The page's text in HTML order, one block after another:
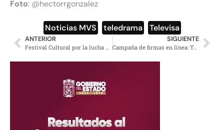
Foto: @hectorrgonzalez
Noticias MVS teledrama Televisa
ANTERIOR
Festival Cultural por la lucha magisterial
SIGUIENTE
Campaña de firmas en línea: Tú ¿Vas a dejar que decidan por ti?